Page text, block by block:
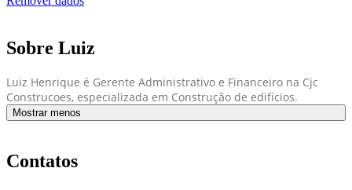
Sobre Luiz
Luiz Henrique é Gerente Administrativo e Financeiro na Cjc
Construcoes, especializada em Construção de edifícios.
Mostrar menos
Contatos